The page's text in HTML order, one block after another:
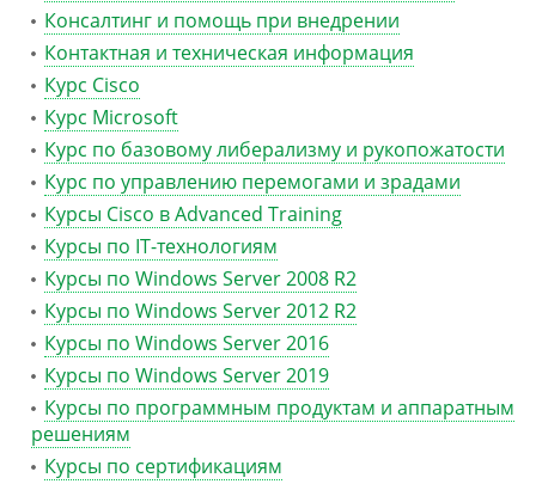
Консалтинг и помощь при внедрении
Контактная и техническая информация
Курс Cisco
Курс Microsoft
Курс по базовому либерализму и рукопожатости
Курс по управлению перемогами и зрадами
Курсы Cisco в Advanced Training
Курсы по IT-технологиям
Курсы по Windows Server 2008 R2
Курсы по Windows Server 2012 R2
Курсы по Windows Server 2016
Курсы по Windows Server 2019
Курсы по программным продуктам и аппаратным
решениям
Курсы по сертификациям